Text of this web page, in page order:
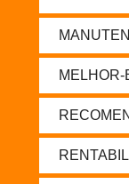
MELHOR-